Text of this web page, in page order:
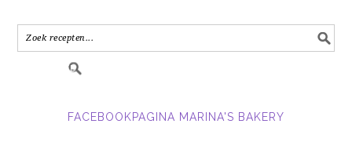
in.....
FACEBOOKPAGINA MARINA'S BAKERY